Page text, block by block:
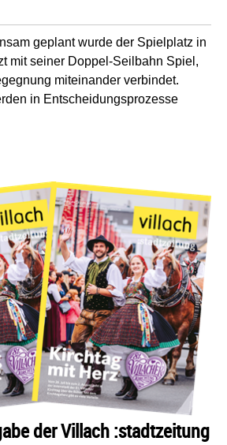
geplant wurde der Spielplatz in
mit seiner Doppel-Seilbahn Spiel,
miteinander verbindet.
in Entscheidungsprozesse
gibt es jetzt eine "Doppel-
der Villach :stadtzeitung